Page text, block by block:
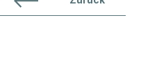
08:00 - 12:00 Uhr